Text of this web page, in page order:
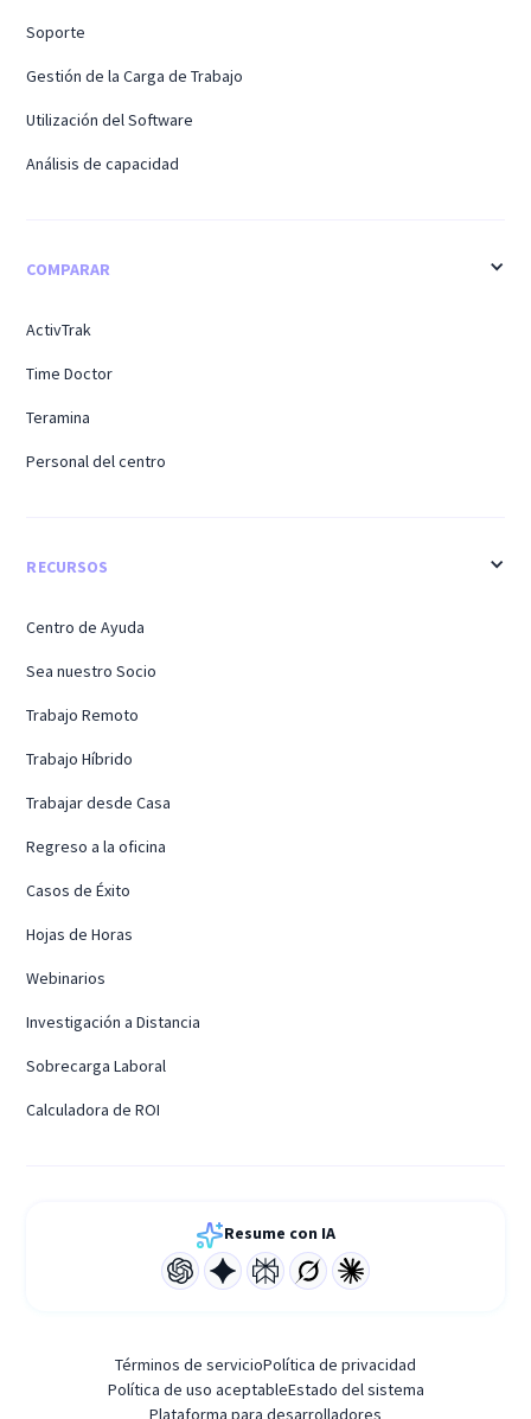
Soporte
Gestión de la Carga de Trabajo
Utilización del Software
Análisis de capacidad
COMPARAR
ActivTrak
Time Doctor
Teramina
Personal del centro
RECURSOS
Centro de Ayuda
Sea nuestro Socio
Trabajo Remoto
Trabajo Híbrido
Trabajar desde Casa
Regreso a la oficina
Casos de Éxito
Hojas de Horas
Webinarios
Investigación a Distancia
Sobrecarga Laboral
Calculadora de ROI
Resume con IA
Términos de servicioPolítica de privacidad
Política de uso aceptableEstado del sistema
Plataforma para desarrolladores